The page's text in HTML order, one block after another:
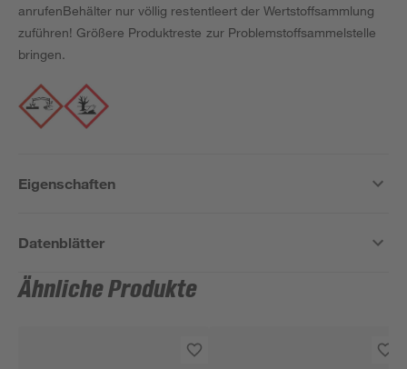
anrufenBehälter nur völlig restentleert der Wertstoffsammlung
zuführen! Größere Produktreste zur Problemstoffsammelstelle
bringen.
Eigenschaften
Datenblätter
Ähnliche Produkte